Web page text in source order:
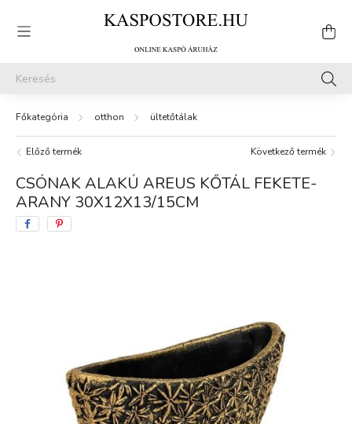
otthon ültetőtálak
Előző termék Következő termék
CSÓNAK ALAKÚ AREUS KŐTÁL FEKETE-
ARANY 30X12X13/15CM